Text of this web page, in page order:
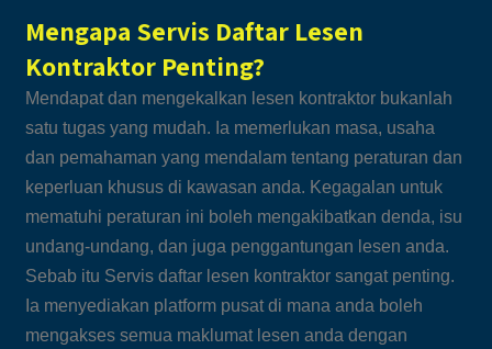
Mengapa Servis Daftar Lesen
Kontraktor Penting?
Mendapat dan mengekalkan lesen kontraktor bukanlah
satu tugas yang mudah. Ia memerlukan masa, usaha
dan pemahaman yang mendalam tentang peraturan dan
keperluan khusus di kawasan anda. Kegagalan untuk
mematuhi peraturan ini boleh mengakibatkan denda, isu
undang-undang, dan juga penggantungan lesen anda.
Sebab itu Servis daftar lesen kontraktor sangat penting.
Ia menyediakan platform pusat di mana anda boleh
mengakses semua maklumat lesen anda dengan